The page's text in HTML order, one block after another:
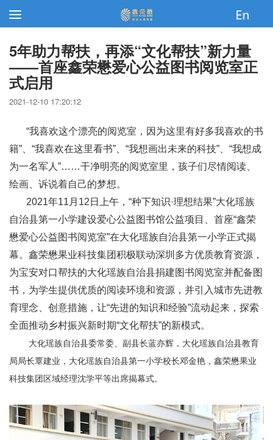
5年助力帮扶，再添“文化帮扶”新力量
——首座鑫荣懋爱心公益图书阅览室正
式启用
2021-12-10 17:20:12
“我喜欢这个漂亮的阅览室，因为这里有好多我喜欢的书
籍”、“我喜欢在这里看书”、“我想画出未来的科技”、“我想成
为一名军人”……干净明亮的阅览室里，孩子们尽情阅读、
绘画、诉说着自己的梦想。
2021年11月12日上午，“种下知识·理想结果”大化瑶族
自治县第一小学建设爱心公益图书馆公益项目、首座“鑫荣
懋爱心公益图书阅览室”在大化瑶族自治县第一小学正式揭
幕。鑫荣懋果业科技集团积极联动深圳多方优质教育资源，
为宝安对口帮扶的大化瑶族自治县捐建图书阅览室并配备图
书，为学生提供优质的阅读环境和资源，并引入城市先进教
育理念、创意措施，让“先进的知识和经验”流动起来，探索
全面推动乡村振兴新时期“文化帮扶”的新模式。
大化瑶族自治县委常委、副县长蓝亦辉，大化瑶族自治县教育
局局长覃建业，大化瑶族自治县第一小学校长邓金艳，鑫荣懋果业
科技集团区域经理沈学平等出席揭幕式。